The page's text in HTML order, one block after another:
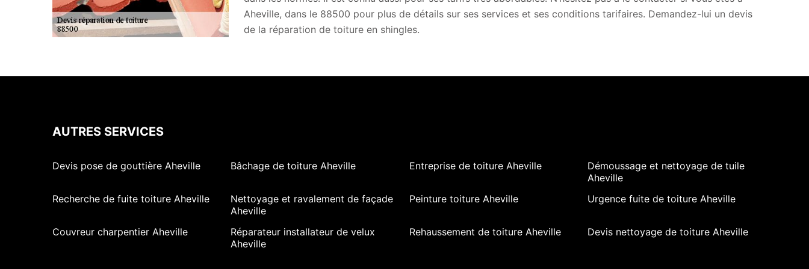
Aheville, dans le 88500 pour plus de détails sur ses services et ses conditions tarifaires. Demandez-lui un devis
de la réparation de toiture en shingles.
AUTRES SERVICES
Devis pose de gouttière Aheville Bâchage de toiture Aheville Entreprise de toiture Aheville
Démoussage et nettoyage de tuile
Aheville
Recherche de fuite toiture Aheville
Nettoyage et ravalement de façade
Aheville
Peinture toiture Aheville Urgence fuite de toiture Aheville
Couvreur charpentier Aheville
Réparateur installateur de velux
Aheville
Rehaussement de toiture Aheville Devis nettoyage de toiture Aheville